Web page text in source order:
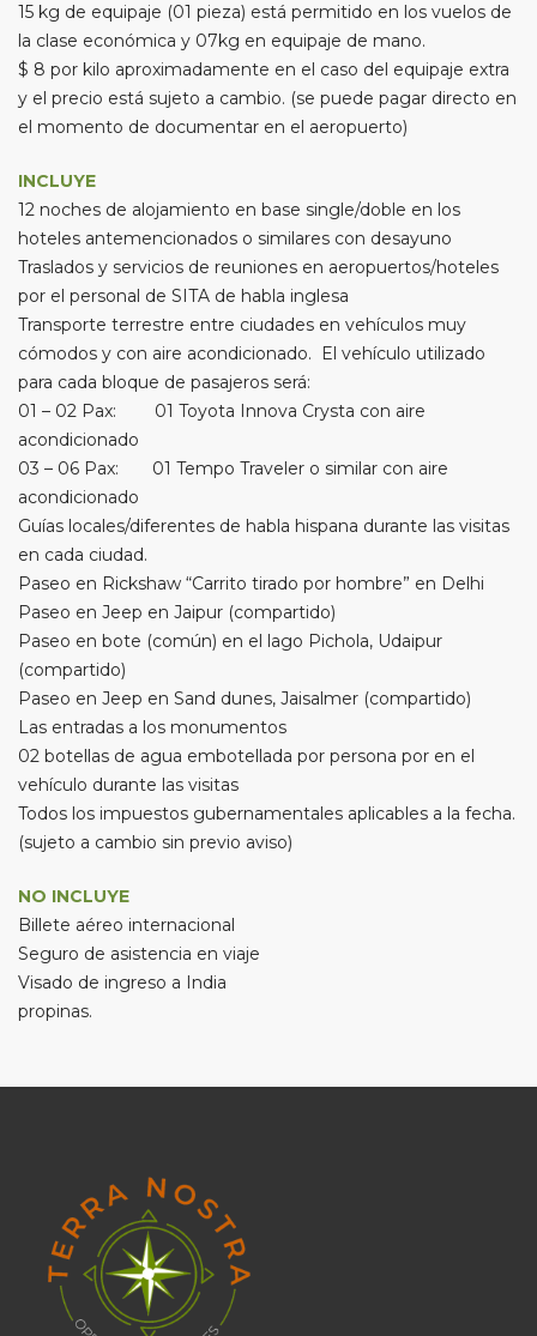
15 kg de equipaje (01 pieza) está permitido en los vuelos de
la clase económica y 07kg en equipaje de mano.
$ 8 por kilo aproximadamente en el caso del equipaje extra
y el precio está sujeto a cambio. (se puede pagar directo en
el momento de documentar en el aeropuerto)
INCLUYE
12 noches de alojamiento en base single/doble en los
hoteles antemencionados o similares con desayuno
Traslados y servicios de reuniones en aeropuertos/hoteles
por el personal de SITA de habla inglesa
Transporte terrestre entre ciudades en vehículos muy
cómodos y con aire acondicionado. El vehículo utilizado
para cada bloque de pasajeros será:
01 – 02 Pax: 01 Toyota Innova Crysta con aire
acondicionado
03 – 06 Pax: 01 Tempo Traveler o similar con aire
acondicionado
Guías locales/diferentes de habla hispana durante las visitas
en cada ciudad.
Paseo en Rickshaw “Carrito tirado por hombre” en Delhi
Paseo en Jeep en Jaipur (compartido)
Paseo en bote (común) en el lago Pichola, Udaipur
(compartido)
Paseo en Jeep en Sand dunes, Jaisalmer (compartido)
Las entradas a los monumentos
02 botellas de agua embotellada por persona por en el
vehículo durante las visitas
Todos los impuestos gubernamentales aplicables a la fecha.
(sujeto a cambio sin previo aviso)
NO INCLUYE
Billete aéreo internacional
Seguro de asistencia en viaje
Visado de ingreso a India
propinas.